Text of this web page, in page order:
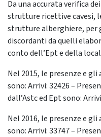
Da una accurata verifica
strutture ricettive cavesi,
strutture alberghiere, per
discordanti da quelli
conto dell’Ept e della
Nel 2015, le presenze e
sono: Arrivi: 32426 –
dall’Astc ed Ept sono:
Nel 2016, le presenze e
sono: Arrivi: 33747 –